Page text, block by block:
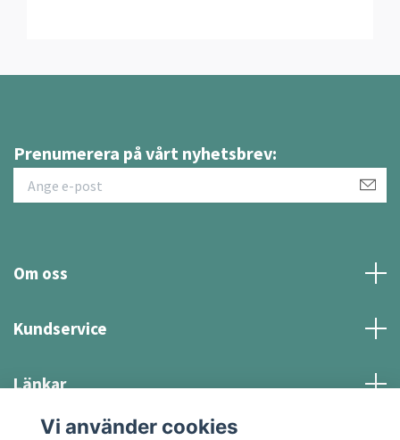
Prenumerera på vårt nyhetsbrev:
Om oss
Kundservice
Länkar
Vi använder cookies